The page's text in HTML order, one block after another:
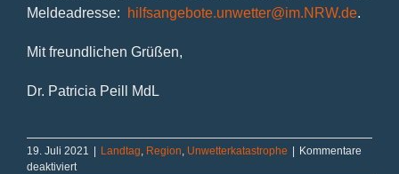
Meldeadresse:
hilfsangebote.unwetter@im.NRW.de.
Mit freundlichen Grüßen,
Dr. Patricia Peill MdL
19. Juli 2021 | Landtag Region Unwetterkatastrophe | Kommentare
deaktiviertfür